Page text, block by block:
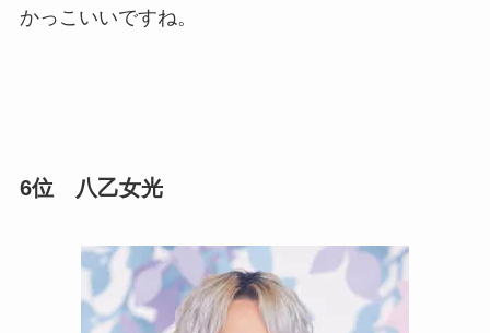
かっこいいですね。
6位 八乙女光